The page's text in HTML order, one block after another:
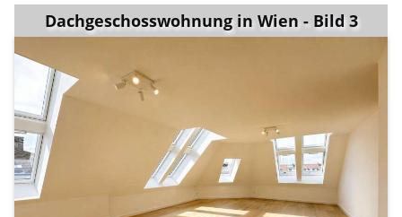
Dachgeschosswohnung in Wien - Bild 3